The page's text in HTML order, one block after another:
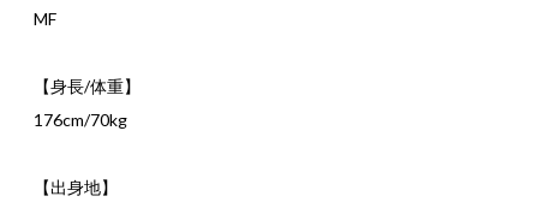
MF
【身長/体重】
176cm/70kg
【出身地】